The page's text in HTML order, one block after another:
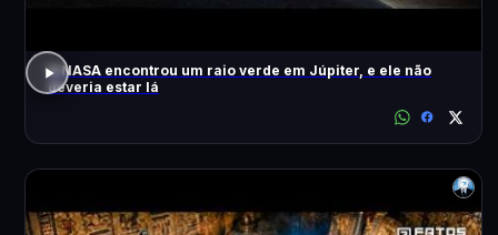
A NASA encontrou um raio verde em Júpiter, e ele não
deveria estar lá